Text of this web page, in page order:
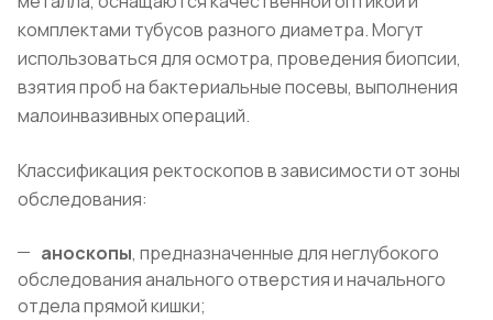
комплектами тубусов разного диаметра. Могут
использоваться для осмотра, проведения биопсии,
взятия проб на бактериальные посевы, выполнения
малоинвазивных операций.
Классификация ректоскопов в зависимости от зоны
обследования:
аноскопы, предназначенные для неглубокого
обследования анального отверстия и начального
отдела прямой кишки;